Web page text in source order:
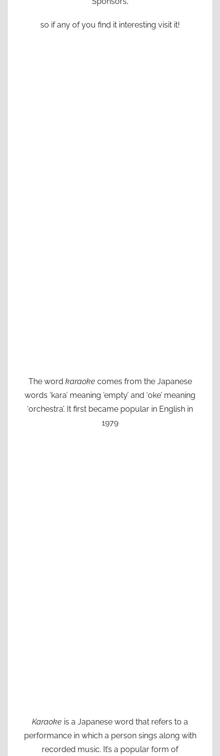
so if any of you find it interesting visit it!
The word karaoke comes from the Japanese
words ‘kara’ meaning ’empty’ and ‘oke’ meaning
‘orchestra’. It first became popular in English in
1979
Karaoke is a Japanese word that refers to a
performance in which a person sings along with
recorded music. It’s a popular form of